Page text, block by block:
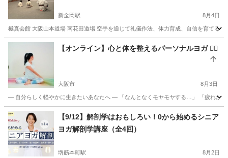
新金岡駅 8月4日
極真会館 大阪山本道場 南花田道場 空手を通じて礼儀作法、体力育成、自信を育てる
大阪 堺市 新金岡駅 空手/他格闘技 礼儀作法
【オンライン】心と体を整えるパーソナルヨガ 🧘‍♀️
大阪市 8月3日
― 自分らしく軽やかに生きたいあなたへ ― 「なんとなくモヤモヤする…」 「疲れが
大阪 大阪市
【9/12】解剖学はおもしろい！0から始めるシニア
ヨガ解剖学講座（全4回）
堺筋本町駅 8月2日